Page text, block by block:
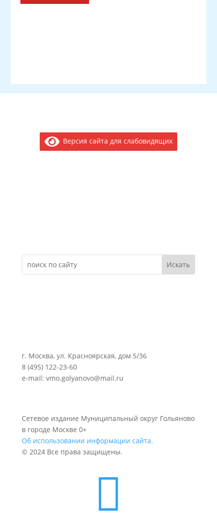
Версия сайта для слабовидящих
г. Москва, ул. Красноярская, дом 5/36
8 (495) 122-23-60
e-mail: vmo.golyanovo@mail.ru
Сетевое издание Муниципальный округ Гольяново
в городе Москве 0+
Об использовании информации сайта.
© 2024 Все права защищены.
